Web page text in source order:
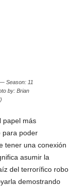
Season: 11
by: Brian
papel más
para poder
tener una conexión
asumir la
del terrorífico robo
demostrando